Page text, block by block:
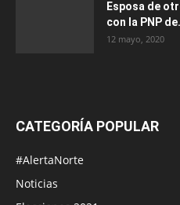
Esposa de
con la PNP
12 mayo, 2020
CATEGORÍA POPULAR
#AlertaNorte
Noticias